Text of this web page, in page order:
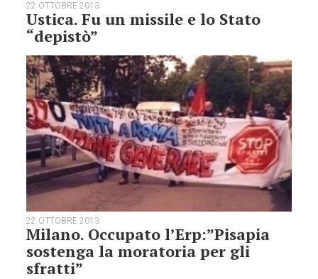
22 OTTOBRE 2013
Ustica. Fu un missile e lo Stato
“depistò”
22 OTTOBRE 2013
Milano. Occupato l’Erp:”Pisapia
sostenga la moratoria per gli
sfratti”